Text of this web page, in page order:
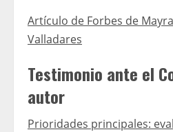
Artículo de Forbes de
Valladares
Testimonio ante el
autor
Prioridades principales: